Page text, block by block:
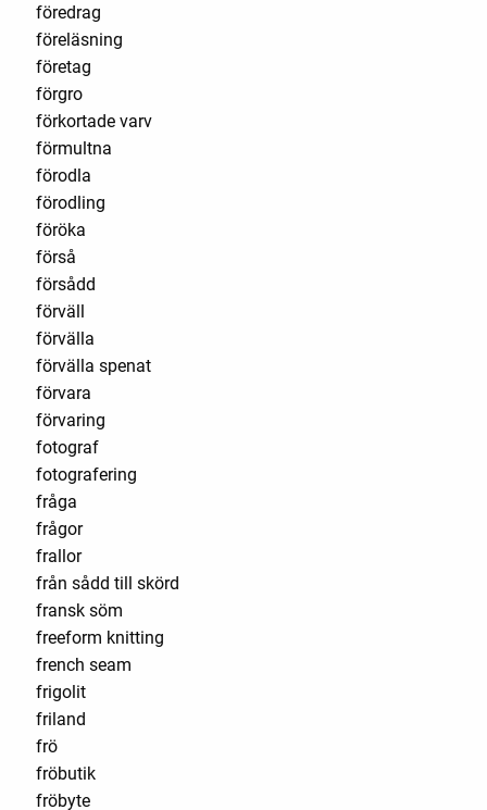
föredrag
föreläsning
företag
förgro
förkortade varv
förmultna
förodla
förodling
föröka
förså
försådd
förväll
förvälla
förvälla spenat
förvara
förvaring
fotograf
fotografering
fråga
frågor
frallor
från sådd till skörd
fransk söm
freeform knitting
french seam
frigolit
friland
frö
fröbutik
fröbyte